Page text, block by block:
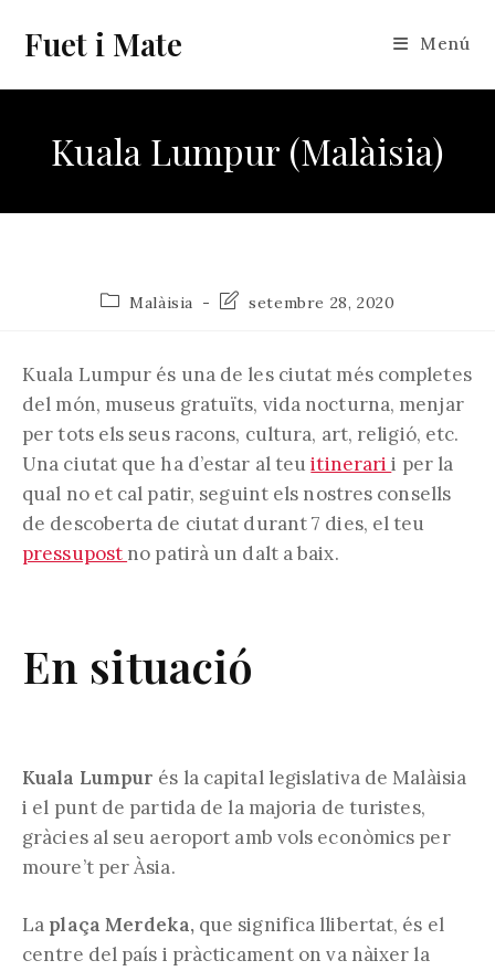
contingut
Fuet i Mate Menú
Kuala Lumpur (Malàisia)
Categoria
Malàisia
Última
l'entrada:
setembre 28, 2020
Kuala Lumpur és una de les ciutat més completes
del món, museus gratuïts, vida nocturna, menjar
per tots els seus racons, cultura, art, religió, etc.
Una ciutat que ha d’estar al teuitinerarii per la
qual no et cal patir, seguint els nostres consells
de descoberta de ciutat durant 7 dies, el teu
pressupost no patirà un dalt a baix.
En situació
Kuala Lumpur és la capital legislativa de Malàisia
i el punt de partida de la majoria de turistes,
gràcies al seu aeroport amb vols econòmics per
moure’t per Àsia.
La plaça Merdeka,que significa llibertat, és el
centre del país i pràcticament on va nàixer la